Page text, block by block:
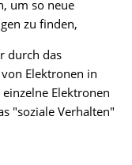
um so neue
zu finden,
durch das
Elektronen in
Elektronen
"soziale Verhalten"